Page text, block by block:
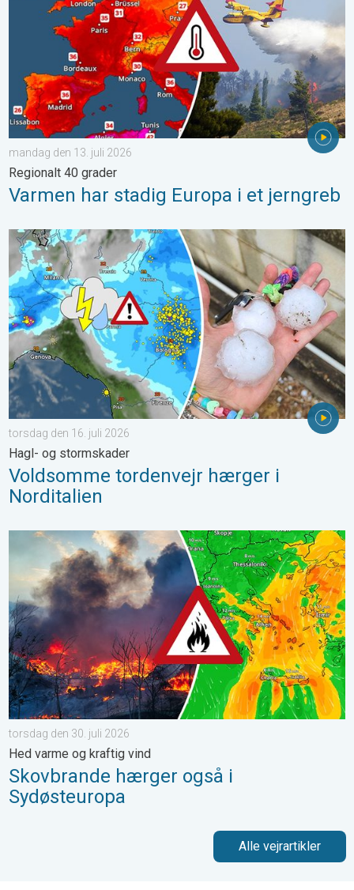
mandag den 13. juli 2026
Regionalt 40 grader
Varmen har stadig Europa i et jerngreb
Voldsomme tordenvejr hærger i Norditalien. Hagl- og
torsdag den 16. juli 2026
Hagl- og stormskader
Voldsomme tordenvejr hærger i
Norditalien
Skovbrande hærger også i Sydøsteuropa. Hed varme og
torsdag den 30. juli 2026
Hed varme og kraftig vind
Skovbrande hærger også i
Sydøsteuropa
Alle vejrartikler